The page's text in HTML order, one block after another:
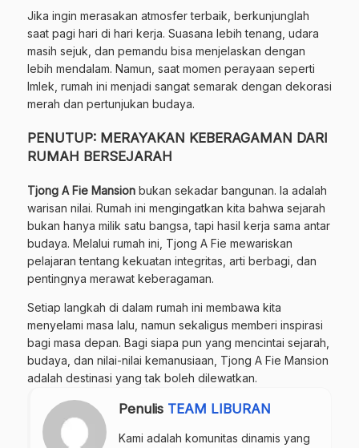
Jika ingin merasakan atmosfer terbaik, berkunjunglah
saat pagi hari di hari kerja. Suasana lebih tenang, udara
masih sejuk, dan pemandu bisa menjelaskan dengan
lebih mendalam. Namun, saat momen perayaan seperti
Imlek, rumah ini menjadi sangat semarak dengan dekorasi
merah dan pertunjukan budaya.
PENUTUP: MERAYAKAN KEBERAGAMAN DARI
RUMAH BERSEJARAH
Tjong A Fie Mansion bukan sekadar bangunan. Ia adalah
warisan nilai. Rumah ini mengingatkan kita bahwa sejarah
bukan hanya milik satu bangsa, tapi hasil kerja sama antar
budaya. Melalui rumah ini, Tjong A Fie mewariskan
pelajaran tentang kekuatan integritas, arti berbagi, dan
pentingnya merawat keberagaman.
Setiap langkah di dalam rumah ini membawa kita
menyelami masa lalu, namun sekaligus memberi inspirasi
bagi masa depan. Bagi siapa pun yang mencintai sejarah,
budaya, dan nilai-nilai kemanusiaan, Tjong A Fie Mansion
adalah destinasi yang tak boleh dilewatkan.
Penulis TEAM LIBURAN
Kami adalah komunitas dinamis yang